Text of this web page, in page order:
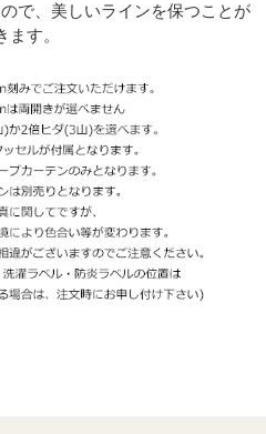
で、美しいラインを保つことが
ます。